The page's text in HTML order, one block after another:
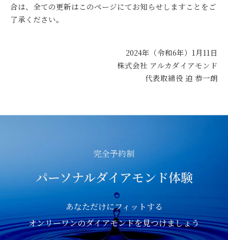
合は、全ての更新はこのページにてお知らせしますことをご
了承ください。
2024年（令和6年）1月11日
株式会社 アルカダイアモンド
代表取締役 迫 恭一朗
完全予約制
パーソナルダイアモンド体験
あなただけにフィットする
オンリーワンのダイアモンドを見つけましょう